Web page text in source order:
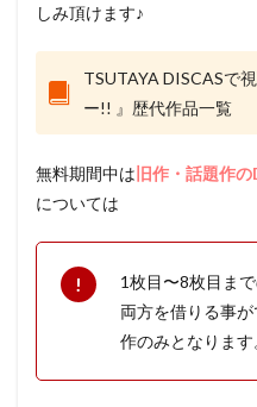
しみ頂けます♪
TSUTAYA DISCASで
ー!! 』歴代作品一覧
無料期間中は 旧作・話題作
については
1枚目〜8枚目ま
両方を借りる事
作のみとなります